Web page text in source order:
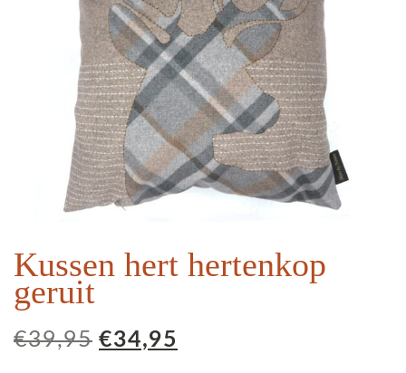
Kussen hert hertenkop
geruit
€39,95 Oorspronkelijke
€34,95